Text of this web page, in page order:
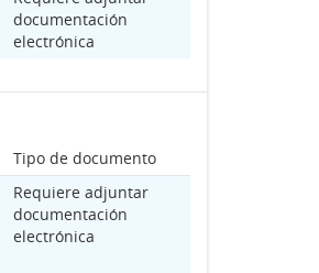
documentación
electrónica
Tipo de documento
Requiere adjuntar
documentación
electrónica